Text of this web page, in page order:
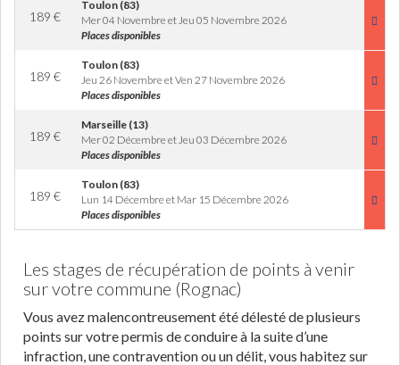
189 €
Toulon (83)
Mer 04 Novembre et Jeu 05 Novembre 2026
Places disponibles
189 €
Toulon (83)
Jeu 26 Novembre et Ven 27 Novembre 2026
Places disponibles
189 €
Marseille (13)
Mer 02 Décembre et Jeu 03 Décembre 2026
Places disponibles
189 €
Toulon (83)
Lun 14 Décembre et Mar 15 Décembre 2026
Places disponibles
Les stages de récupération de points à venir
sur votre commune (Rognac)
Vous avez malencontreusement été délesté de plusieurs
points sur votre permis de conduire à la suite d’une
infraction, une contravention ou un délit, vous habitez sur